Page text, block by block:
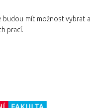
budou mít možnost vybrat a
prací.